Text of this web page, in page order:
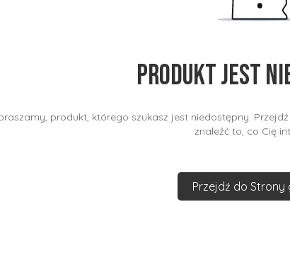
Produkt jest
produkt, którego szukasz jest niedostępny.
znaleźć to, co Cię
Przejdź do Strony